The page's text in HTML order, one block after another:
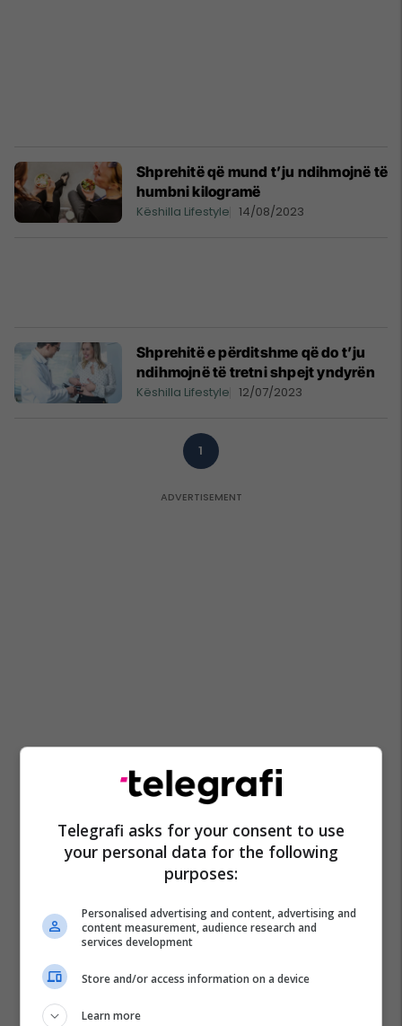
Shprehitë që mund t’ju ndihmojnë të
humbni kilogramë
Këshilla Lifestyle 14/08/2023
Shprehitë e përditshme që do t’ju
ndihmojnë të tretni shpejt yndyrën
Këshilla Lifestyle 12/07/2023
1
Telegrafi asks for your consent to use
your personal data for the following
purposes:
Personalised advertising and content, advertising and
content measurement, audience research and
services development
Store and/or access information on a device
Learn more